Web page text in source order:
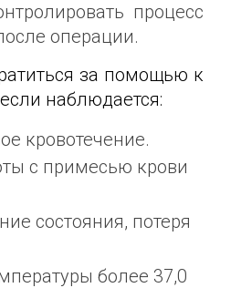
процесс
операции.
за помощью к
наблюдается:
кровотечение.
с примесью крови
состояния, потеря
более 37,0